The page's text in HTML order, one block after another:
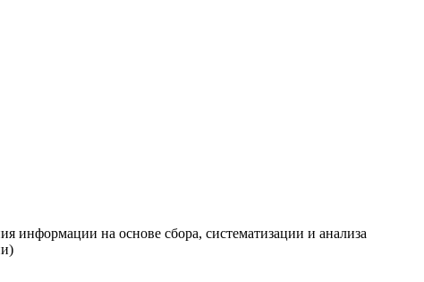
информации на основе сбора, систематизации и анализа